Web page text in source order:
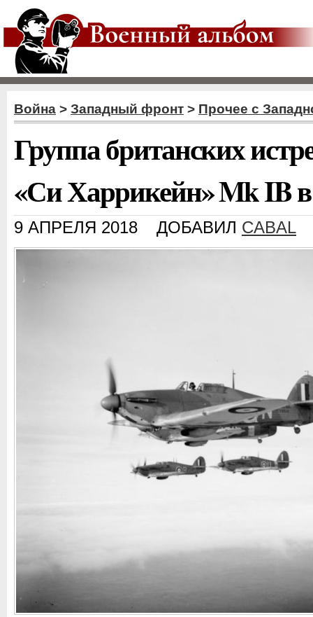
Война > Западный фронт > Прочее с
Группа британских
«Си Харрикейн» Mk IB в
9 АПРЕЛЯ 2018 ДОБАВИЛ CABAL